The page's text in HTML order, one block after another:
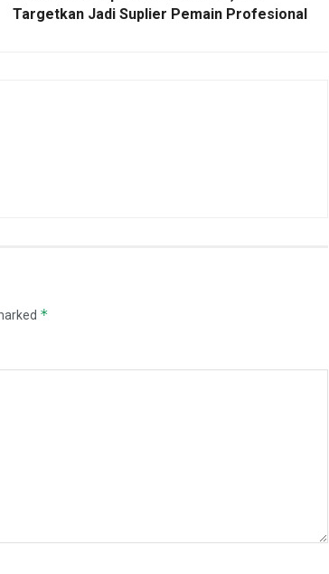
Targetkan Jadi Suplier Pemain Profesional
*